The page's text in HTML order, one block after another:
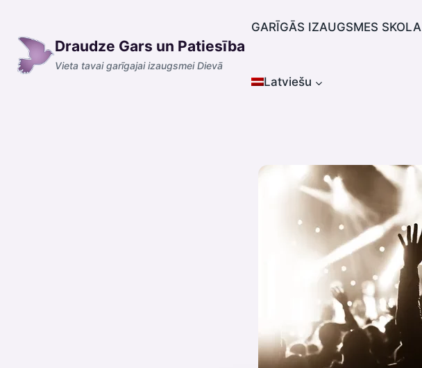
content
Draudze Gars un Patiesība
Vieta tavai garīgajai izaugsmei Dievā
GARĪGĀS IZAUGSMES SKOLA
Latviešu